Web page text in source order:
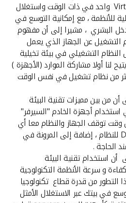
جهاز تخيلي Virtual Machine واحد في ذات الوقت واستغلال
للأنظمة ، مع إمكانية التوسع في
البشري ، مشيرا إلى أن مفهوم
عن الجهاز الذي يعمل
التشغيلي في بيئة تخيلية
لنا أولا مشاركة الموارد (الأجهزة )
من نظام تشغيل في نفس الوقت
من بين مميزات تقنية البيئة
استخدام أجهزة الخادم "السيرفر"
توقف الجهاز والنظام معا أي
تقليل فترة ال Down Time للنظام ، إضافة إلى المرونة في
الحاجة .
أن استخدام تقنية البيئة
و سرعة الأنظمة التكنولوجية
التطور من قدرة قطاع تكنولوجيا
في بيتك عبر الاستغلال الأمثل